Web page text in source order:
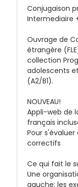
Conjugaison
Intermediaire
Ouvrage de
étrangère
collection
adolescents
(A2/B1).
NOUVEAU!
Appli-web de
français
Pour
correctifs
​Ce qui fait le
Une
gauche; les